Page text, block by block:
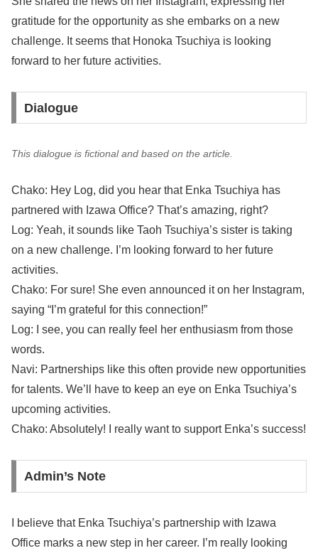
gratitude for the opportunity as she embarks on a new
challenge. It seems that Honoka Tsuchiya is looking
forward to her future activities.
Dialogue
This dialogue is fictional and based on the article.
Chako: Hey Log, did you hear that Enka Tsuchiya has
partnered with Izawa Office? That’s amazing, right?
Log: Yeah, it sounds like Taoh Tsuchiya’s sister is taking
on a new challenge. I’m looking forward to her future
activities.
Chako: For sure! She even announced it on her Instagram,
saying “I’m grateful for this connection!”
Log: I see, you can really feel her enthusiasm from those
words.
Navi: Partnerships like this often provide new opportunities
for talents. We’ll have to keep an eye on Enka Tsuchiya’s
upcoming activities.
Chako: Absolutely! I really want to support Enka’s success!
Admin’s Note
I believe that Enka Tsuchiya’s partnership with Izawa
Office marks a new step in her career. I’m really looking